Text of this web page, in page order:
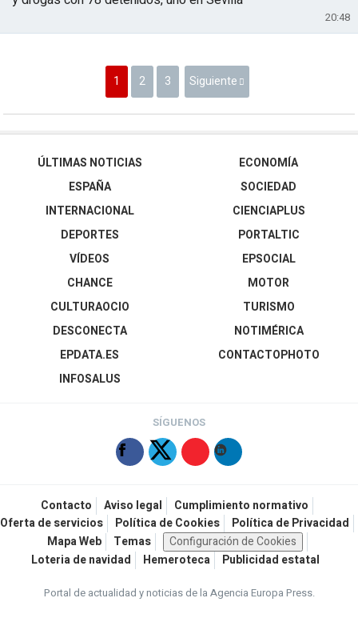
20:48
1 2 3 Siguiente
ÚLTIMAS NOTICIAS
ESPAÑA
INTERNACIONAL
DEPORTES
VÍDEOS
ECONOMÍA
SOCIEDAD
CIENCIAPLUS
PORTALTIC
EPSOCIAL
CHANCE
CULTURAOCIO
DESCONECTA
EPDATA.ES
INFOSALUS
MOTOR
TURISMO
NOTIMÉRICA
CONTACTOPHOTO
SÍGUENOS
Contacto Aviso legal
Cumplimiento normativo
Oferta de servicios
Política de Cookies
Política de Privacidad
Mapa Web
Temas
Configuración de Cookies
Loteria de navidad
Hemeroteca Publicidad estatal
Portal de actualidad y noticias de la Agencia Europa Press.